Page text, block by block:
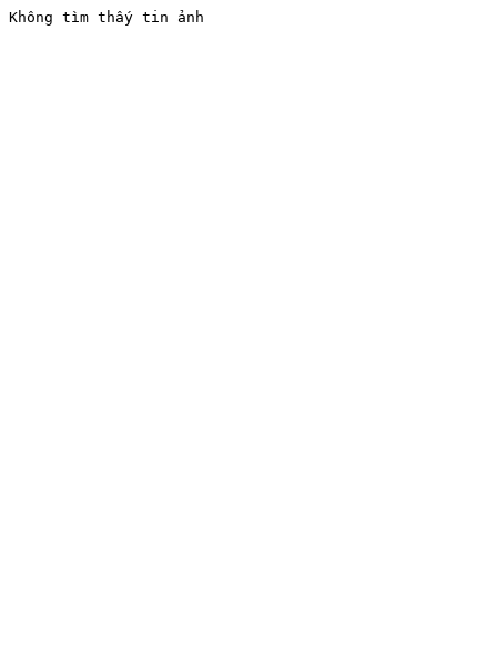
Không tìm thấy tin ảnh